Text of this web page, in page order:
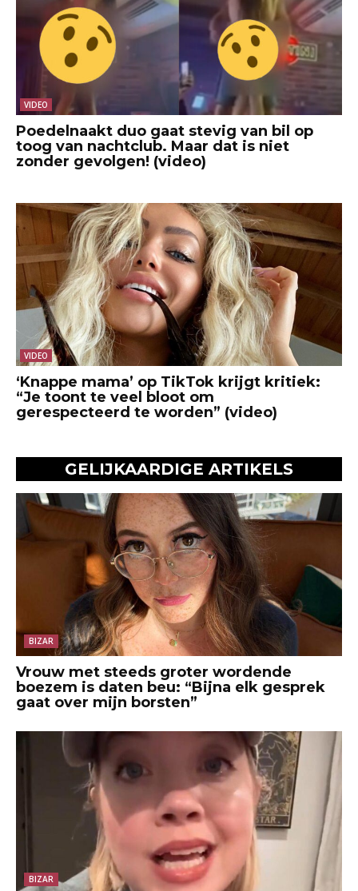
VIDEO
Poedelnaakt duo gaat stevig van bil op
toog van nachtclub. Maar dat is niet
zonder gevolgen! (video)
VIDEO
‘Knappe mama’ op TikTok krijgt kritiek:
“Je toont te veel bloot om
gerespecteerd te worden” (video)
GELIJKAARDIGE ARTIKELS
BIZAR
Vrouw met steeds groter wordende
boezem is daten beu: “Bijna elk gesprek
gaat over mijn borsten”
BIZAR